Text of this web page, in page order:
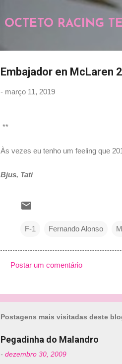
OCTETO RACING
Embajador en McLaren
- março 11, 2019
**
Às vezes eu tenho um feeling que
Bjus, Tati
F-1 Fernando Alonso
m
e
t
á
Postar um comentário
Postagens mais visitadas deste
Pegadinha do Malandro
- dezembro 30, 2009